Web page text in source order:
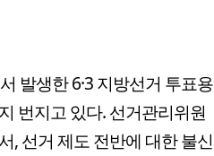
발생한 6·3 지방선거 투표용
번지고 있다. 선거관리위원
, 선거 제도 전반에 대한 불신